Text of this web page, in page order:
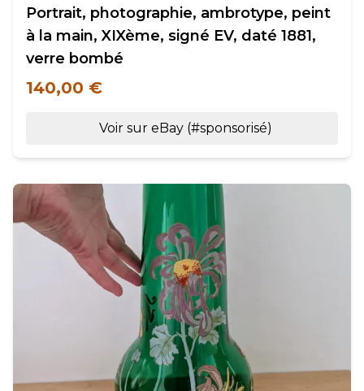
Portrait, photographie, ambrotype, peint
à la main, XIXème, signé EV, daté 1881,
verre bombé
140,00 €
Voir sur eBay (#sponsorisé)